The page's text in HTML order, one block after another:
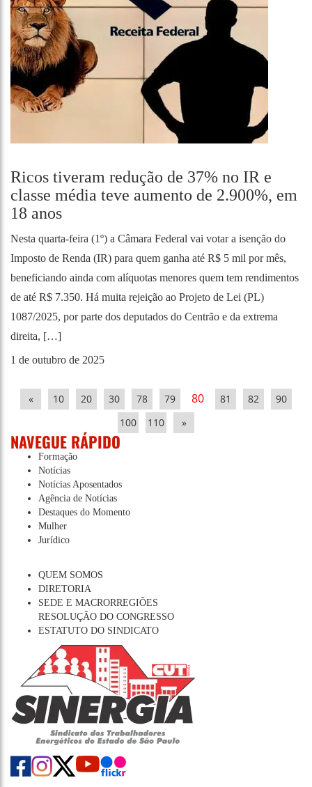
Ricos tiveram redução de 37% no IR e
classe média teve aumento de 2.900%, em
18 anos
Nesta quarta-feira (1º) a Câmara Federal vai votar a isenção do
Imposto de Renda (IR) para quem ganha até R$ 5 mil por mês,
beneficiando ainda com alíquotas menores quem tem rendimentos
de até R$ 7.350. Há muita rejeição ao Projeto de Lei (PL)
1087/2025, por parte dos deputados do Centrão e da extrema
direita, […]
1 de outubro de 2025
« 10 20 30 78 79 80 81 82
90
100
110 »
NAVEGUE RÁPIDO
Formação
Notícias
Notícias Aposentados
Agência de Notícias
Destaques do Momento
Mulher
Jurídico
QUEM SOMOS
DIRETORIA
SEDE E MACRORREGIÕES
RESOLUÇÃO DO CONGRESSO
ESTATUTO DO SINDICATO